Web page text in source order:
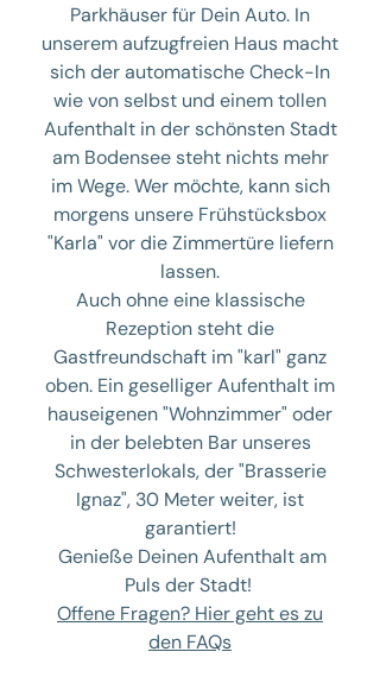
Parkhäuser für Dein Auto. In
unserem aufzugfreien Haus macht
sich der automatische Check-In
wie von selbst und einem tollen
Aufenthalt in der schönsten Stadt
am Bodensee steht nichts mehr
im Wege. Wer möchte, kann sich
morgens unsere Frühstücksbox
"Karla" vor die Zimmertüre liefern
lassen.
Auch ohne eine klassische
Rezeption steht die
Gastfreundschaft im "karl" ganz
oben. Ein geselliger Aufenthalt im
hauseigenen "Wohnzimmer" oder
in der belebten Bar unseres
Schwesterlokals, der "Brasserie
Ignaz", 30 Meter weiter, ist
garantiert!
Genieße Deinen Aufenthalt am
Puls der Stadt!
Offene Fragen? Hier geht es zu
den FAQs